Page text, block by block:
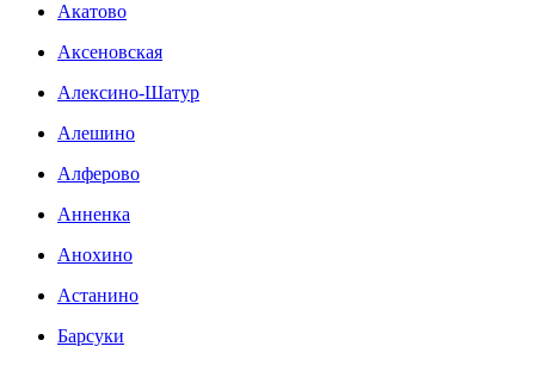
Акатово
Аксеновская
Алексино-Шатур
Алешино
Алферово
Анненка
Анохино
Астанино
Барсуки